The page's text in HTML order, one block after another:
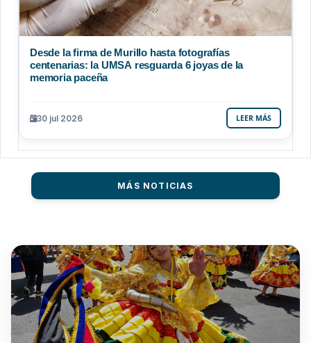
Desde la firma de Murillo hasta fotografías
centenarias: la UMSA resguarda 6 joyas de la
memoria paceña
30 jul 2026 LEER MÁS
MÁS NOTICIAS